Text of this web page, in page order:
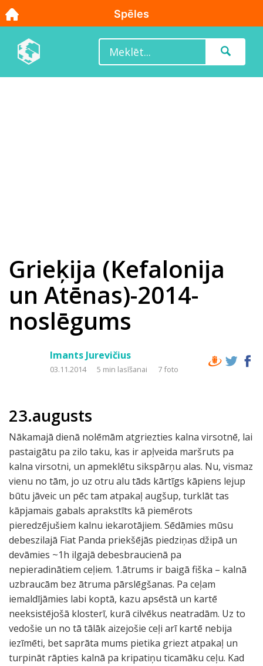
Grieķija (Kefalonija
un Atēnas)-2014-
noslēgums
Imants Jurevičius
03.11.2014 5 min lasīšanai 7 foto
23.augusts
Nākamajā dienā nolēmām atgriezties kalna virsotnē, lai
pastaigātu pa zilo taku, kas ir apļveida maršruts pa
kalna virsotni, un apmeklētu sikspārņu alas. Nu, vismaz
vienu no tām, jo uz otru alu tāds kārtīgs kāpiens lejup
būtu jāveic un pēc tam atpakaļ augšup, turklāt tas
kāpjamais gabals aprakstīts kā piemērots
pieredzējušiem kalnu iekarotājiem. Sēdāmies mūsu
debeszilajā Fiat Panda priekšējās piedziņas džipā un
devāmies ~1h ilgajā debesbraucienā pa
nepieradinātiem ceļiem. 1.ātrums ir baigā fiška – kalnā
uzbraucām bez ātruma pārslēgšanas. Pa ceļam
iemaldījāmies labi koptā, kazu apsēstā un kartē
neeksistējošā klosterī, kurā cilvēkus neatradām. Uz to
vedošie un no tā tālāk aizejošie ceļi arī kartē nebija
iezīmēti, bet saprāta mums pietika griezt atpakaļ un
turpināt rāpties kalnā pa kripatiņu ticamāku ceļu. Kad